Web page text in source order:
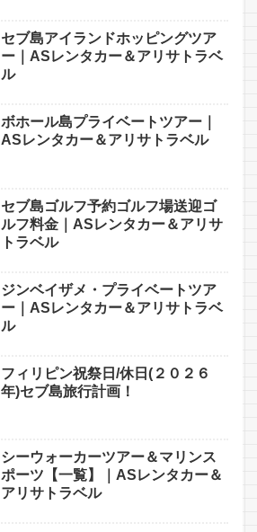
セブ島アイランドホッピングツア
ー｜ASレンタカー＆アリサトラベ
ル
ボホール島プライベートツアー｜
ASレンタカー＆アリサトラベル
セブ島ゴルフ予約ゴルフ場送迎ゴ
ルフ料金｜ASレンタカー＆アリサ
トラベル
ジンベイザメ・プライベートツア
ー｜ASレンタカー＆アリサトラベ
ル
フィリピン祝祭日/休日(２０２６
年)セブ島旅行計画！
シーウォーカーツアー＆マリンス
ポーツ【一覧】｜ASレンタカー＆
アリサトラベル